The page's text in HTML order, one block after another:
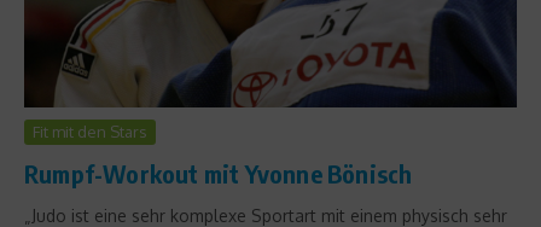
Fit mit den Stars
Rumpf-Workout mit Yvonne Bönisch
„Judo ist eine sehr komplexe Sportart mit einem physisch sehr